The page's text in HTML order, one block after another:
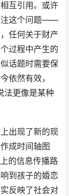
互引用。或许
注这个问题——
任何关于财产
过程中产生的
话题时需要保
依然有效，
法更像是某种
出现了新的现
成时间轴图
的信息传播路
到孩子的婚恋
反映了社会对